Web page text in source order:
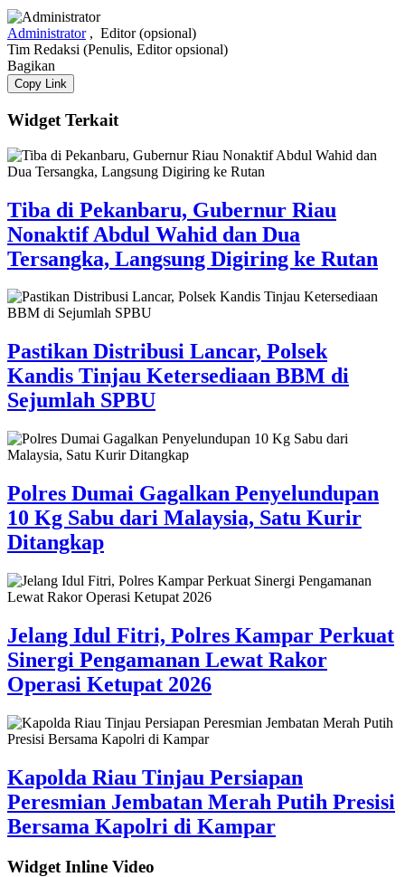
Administrator , Editor (opsional)
Tim Redaksi (Penulis, Editor opsional)
Bagikan
Copy Link
Widget Terkait
Tiba di Pekanbaru, Gubernur Riau
Nonaktif Abdul Wahid dan Dua
Tersangka, Langsung Digiring ke Rutan
Pastikan Distribusi Lancar, Polsek
Kandis Tinjau Ketersediaan BBM di
Sejumlah SPBU
Polres Dumai Gagalkan Penyelundupan
10 Kg Sabu dari Malaysia, Satu Kurir
Ditangkap
Jelang Idul Fitri, Polres Kampar Perkuat
Sinergi Pengamanan Lewat Rakor
Operasi Ketupat 2026
Kapolda Riau Tinjau Persiapan
Peresmian Jembatan Merah Putih Presisi
Bersama Kapolri di Kampar
Widget Inline Video